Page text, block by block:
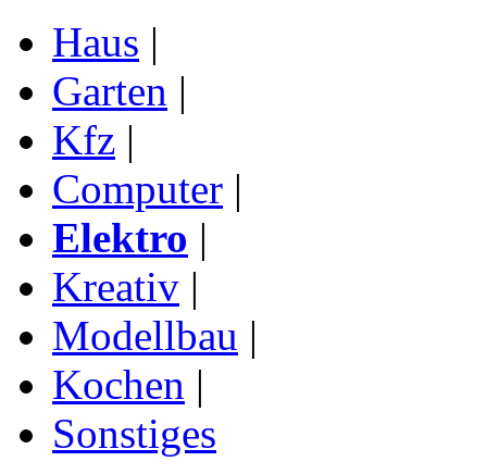
Haus |
Garten |
Kfz |
Computer |
Elektro |
Kreativ |
Modellbau |
Kochen |
Sonstiges